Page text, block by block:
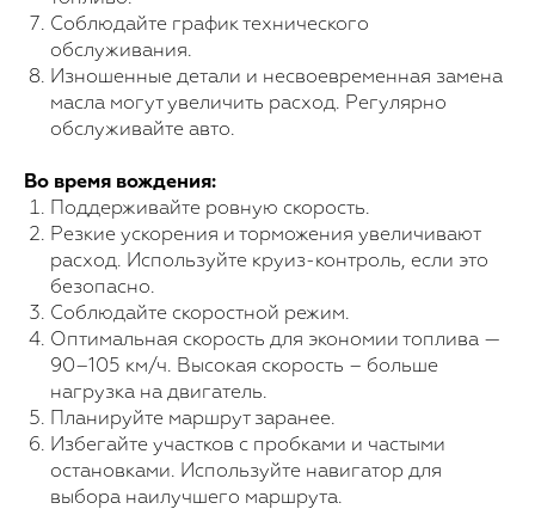
Соблюдайте график технического
обслуживания.
Изношенные детали и несвоевременная замена
масла могут увеличить расход. Регулярно
обслуживайте авто.
Во время вождения:
Поддерживайте ровную скорость.
Резкие ускорения и торможения увеличивают
расход. Используйте круиз-контроль, если это
безопасно.
Соблюдайте скоростной режим.
Оптимальная скорость для экономии топлива —
90–105 км/ч. Высокая скорость – больше
нагрузка на двигатель.
Планируйте маршрут заранее.
Избегайте участков с пробками и частыми
остановками. Используйте навигатор для
выбора наилучшего маршрута.